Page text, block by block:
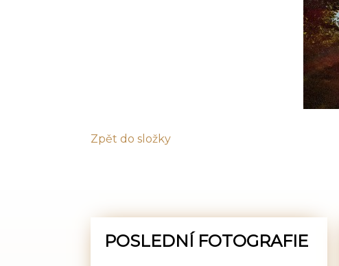
Zpět do složky
POSLEDNÍ FOTOGRAFIE